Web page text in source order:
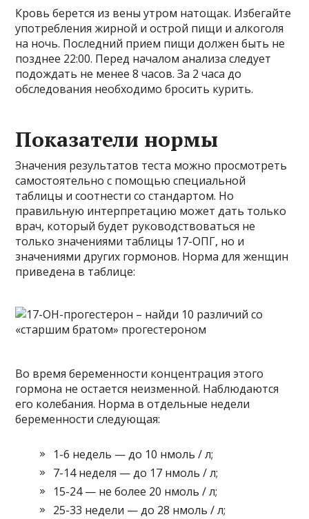
Кровь берется из вены утром натощак. Избегайте
употребления жирной и острой пищи и алкоголя
на ночь. Последний прием пищи должен быть не
позднее 22:00. Перед началом анализа следует
подождать не менее 8 часов. За 2 часа до
обследования необходимо бросить курить.
Показатели нормы
Значения результатов теста можно просмотреть
самостоятельно с помощью специальной
таблицы и соотнести со стандартом. Но
правильную интерпретацию может дать только
врач, который будет руководствоваться не
только значениями таблицы 17-ОПГ, но и
значениями других гормонов. Норма для женщин
приведена в таблице:
Во время беременности концентрация этого
гормона не остается неизменной. Наблюдаются
его колебания. Норма в отдельные недели
беременности следующая:
1-6 недель — до 10 нмоль / л;
7-14 неделя — до 17 нмоль / л;
15-24 — не более 20 нмоль / л;
25-33 недели — до 28 нмоль / л;